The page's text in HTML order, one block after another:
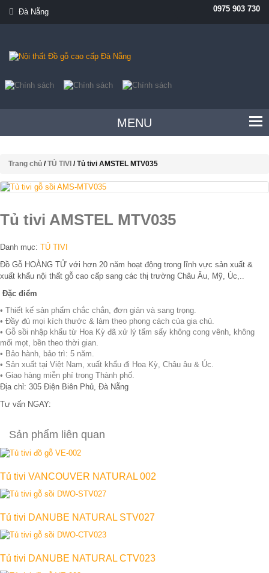
Đà Nẵng
0975 903 730
MENU
Trang chủ /TỦ TIVI / Tủ tivi AMSTEL MTV035
Tủ tivi AMSTEL MTV035
Danh mục: TỦ TIVI
Đồ Gỗ HOÀNG TỬ với hơn 20 năm hoạt động trong lĩnh vực sản xuất &
xuất khẩu nội thất gỗ cao cấp sang các thị trường Châu Âu, Mỹ, Úc,..
Đặc điểm
• Thiết kế sản phẩm chắc chắn, đơn giản và sang trọng.
• Đầy đủ mọi kích thước & làm theo phong cách của gia chủ.
• Gỗ sồi nhập khẩu từ Hoa Kỳ đã xử lý tẩm sấy không cong vênh, không
mối mọt, bền theo thời gian.
• Bảo hành, bảo trì: 5 năm.
• Sản xuất tại Việt Nam, xuất khẩu đi Hoa Kỳ, Châu âu & Úc.
• Giao hàng miễn phí trong Thành phố.
Địa chỉ: 305 Điện Biên Phủ, Đà Nẵng
Tư vấn NGAY:
Sản phẩm liên quan
Tủ tivi VANCOUVER NATURAL 002
Tủ tivi DANUBE NATURAL STV027
Tủ tivi DANUBE NATURAL CTV023